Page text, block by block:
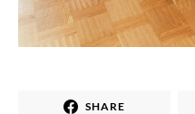
SHARE